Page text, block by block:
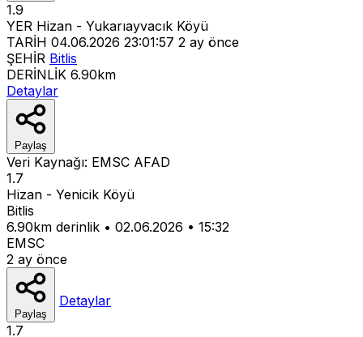
1.9
YER Hizan - Yukarıayvacık Köyü
TARİH 04.06.2026 23:01:57 2 ay önce
ŞEHİR Bitlis
DERİNLİK 6.90km
Detaylar
Paylaş
Veri Kaynağı: EMSC AFAD
1.7
Hizan - Yenicik Köyü
Bitlis
6.90km derinlik • 02.06.2026 • 15:32
EMSC
2 ay önce
Paylaş
Detaylar
1.7